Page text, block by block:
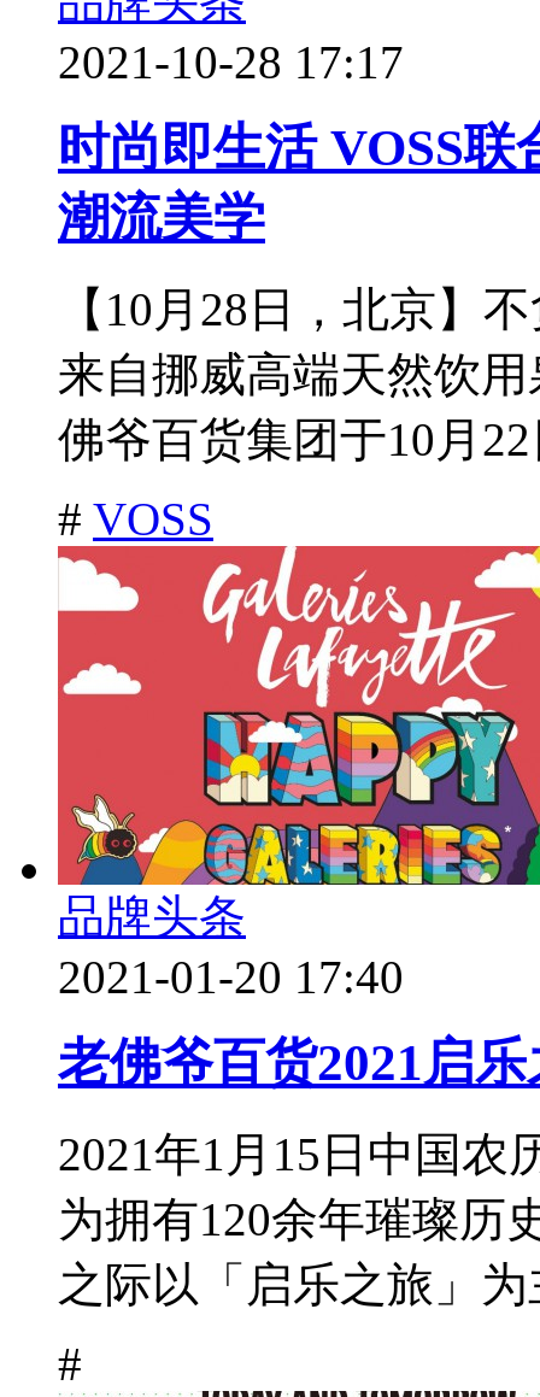
2021-10-28 17:17
时尚即生活 VOSS
潮流美学
【10月28日，北京】
来自挪威高端天然饮
佛爷百货集团于10月
# VOSS
品牌头条
2021-01-20 17:40
老佛爷百货2021启
2021年1月15日中国农
为拥有120余年璀璨历
之际以「启乐之旅」为
#